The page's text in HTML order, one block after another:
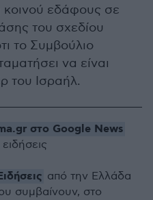
κοινού εδάφους σε
του σχεδίου
το Συμβούλιο
να είναι
του Ισραήλ.
στο Google News
από την Ελλάδα
συμβαίνουν, στο